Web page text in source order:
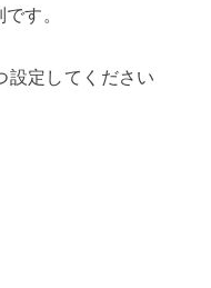
す。
設定してください